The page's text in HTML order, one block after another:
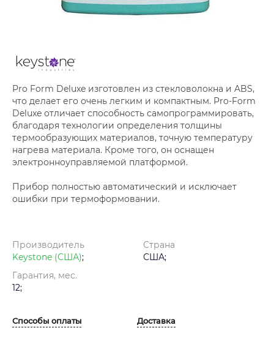
Pro Form Deluxe изготовлен из стекловолокна и ABS,
что делает его очень легким и компактным. Pro-Form
Deluxe отличает способность самопрограммировать,
благодаря технологии определения толщины
термообразующих материалов, точную температуру
нагрева материала. Кроме того, он оснащен
электронноуправляемой платформой.
Прибор полностью автоматический и исключает
ошибки при термоформовании.
Производитель
Keystone (США);
Страна
США;
Гарантия, мес.
12;
Способы оплаты Доставка